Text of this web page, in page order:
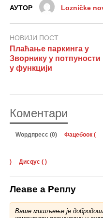
АУТОР Lozničke
НОВИЈИ ПОСТ
Плаћање паркинга у
Зворнику у потпуности
у функцији
Коментари
Wордпресс (0) Фацебоок (
) Дисqус ( )
Леаве а Реплy
Ваше мишљење је